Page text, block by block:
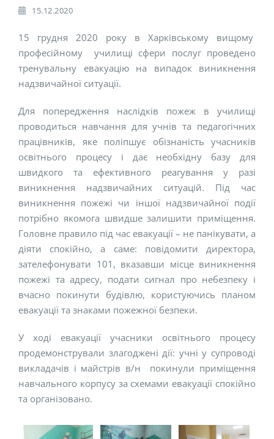
15.12.2020
15 грудня 2020 року в Харківському вищому
професійному училищі сфери послуг проведено
тренувальну евакуацію на випадок виникнення
надзвичайної ситуації.
Для попередження наслідків пожеж в училищі
проводиться навчання для учнів та педагогічних
працівників, яке поліпшує обізнаність учасників
освітнього процесу і дає необхідну базу для
швидкого та ефективного реагування у разі
виникнення надзвичайних ситуацій. Під час
виникнення пожежі чи іншої надзвичайної події
потрібно якомога швидше залишити приміщення.
Головне правило під час евакуації – не панікувати, а
діяти спокійно, а саме: повідомити директора,
зателефонувати 101, вказавши місце виникнення
пожежі та адресу, подати сигнал про небезпеку і
вчасно покинути будівлю, користуючись планом
евакуації та знаками пожежної безпеки.
У ході евакуації учасники освітнього процесу
продемонстрували злагоджені дії: учні у супроводі
викладачів і майстрів в/н покинули приміщення
навчального корпусу за схемами евакуації спокійно
та організовано.